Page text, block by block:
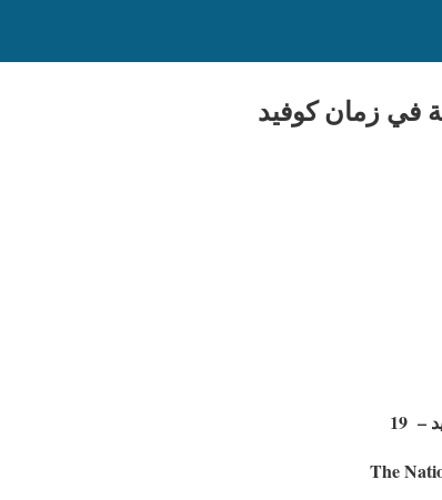
في زمان كوفيد
–
19
The